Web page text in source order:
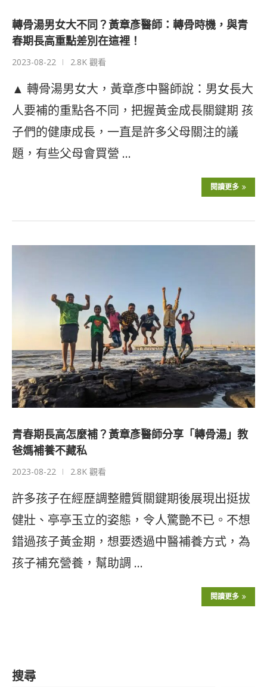
轉骨湯男女大不同？黃章彥醫師：轉骨時機，與青
春期長高重點差別在這裡！
2023-08-22 2.8K 觀看
▲ 轉骨湯男女大，黃章彥中醫師說：男女長大
人要補的重點各不同，把握黃金成長關鍵期 孩
子們的健康成長，一直是許多父母關注的議
題，有些父母會買營 …
閱讀更多
青春期長高怎麼補？黃章彥醫師分享「轉骨湯」教
爸媽補養不藏私
2023-08-22 2.8K 觀看
許多孩子在經歷調整體質關鍵期後展現出挺拔
健壯、亭亭玉立的姿態，令人驚艷不已。不想
錯過孩子黃金期，想要透過中醫補養方式，為
孩子補充營養，幫助調 …
閱讀更多
搜尋